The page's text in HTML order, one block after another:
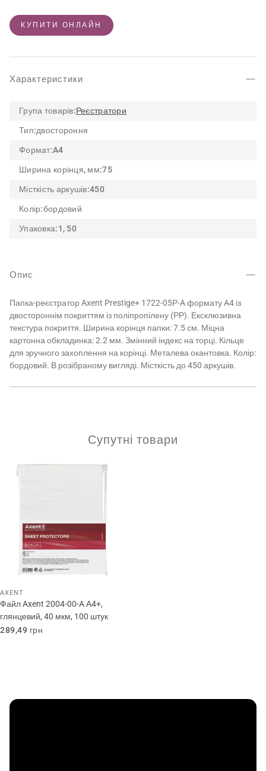
КУПИТИ ОНЛАЙН
Характеристики
Група товарів:Реєстратори
Тип:двостороння
Формат:A4
Ширина корінця, мм:75
Місткість аркушів:450
Колір:бордовий
Упаковка:1, 50
Опис
Папка-реєстратор Axent Prestige+ 1722-05Р-A формату A4 із
двостороннім покриттям із поліпропілену (РР). Ексклюзивна
текстура покриття. Ширина корінця папки: 7.5 см. Міцна
картонна обкладинка: 2.2 мм. Змінний індекс на торці. Кільце
для зручного захоплення на корінці. Металева окантовка. Колір:
бордовий. В розібраному вигляді. Місткість до 450 аркушів.
Супутні товари
AXENT
Файл Axent 2004-00-A А4+,
глянцевий, 40 мкм, 100 штук
Звичайна
289,49 грн